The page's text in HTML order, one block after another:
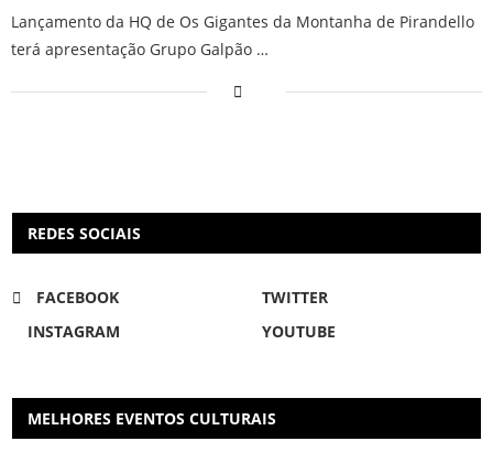
Lançamento da HQ de Os Gigantes da Montanha de Pirandello
terá apresentação Grupo Galpão …
REDES SOCIAIS
FACEBOOK
TWITTER
INSTAGRAM
YOUTUBE
MELHORES EVENTOS CULTURAIS